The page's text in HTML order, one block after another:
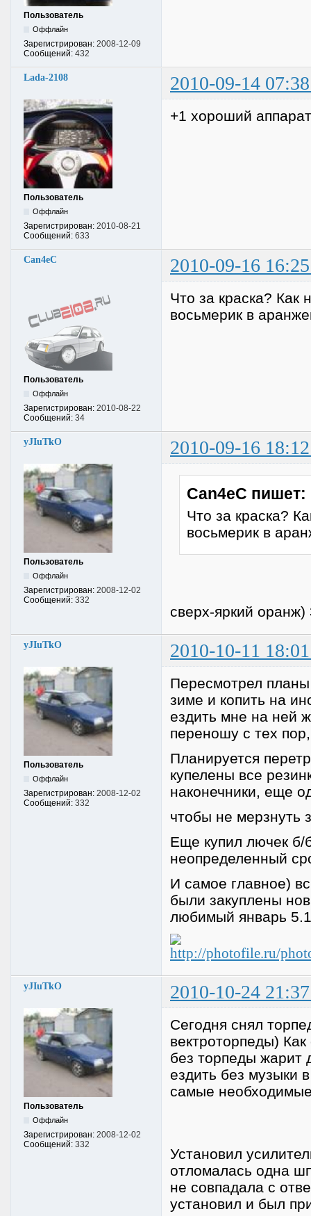
Пользователь
Оффлайн
Зарегистрирован: 2008-12-09
Сообщений: 432
Lada-2108 2010-09-14
Пользователь
Оффлайн
Зарегистрирован: 2010-08-21
Сообщений: 633
+1 хороший
Can4eC 2010-09-16
Пользователь
Оффлайн
Зарегистрирован: 2010-08-22
Сообщений: 34
Что за краска? Как
восьмерик в
yJIuTkO 2010-09-16
Пользователь
Оффлайн
Зарегистрирован: 2008-12-02
Сообщений: 332
Can4eC пишет:
Что за краска?
восьмерик в
сверх-яркий
yJIuTkO 2010-10-11
Пользователь
Оффлайн
Зарегистрирован: 2008-12-02
Сообщений: 332
Пересмотрел
зиме и копить на
ездить мне на ней
переношу с тех
Планируется
купелены все
наконечники, еще
чтобы не мерзнуть
Еще купил лючек б/
неопределенный
И самое главное)
были закуплены
любимый январь
yJIuTkO 2010-10-24
Пользователь
Оффлайн
Зарегистрирован: 2008-12-02
Сообщений: 332
Сегодня снял
вектроторпеды)
без торпеды жарит
ездить без музыки
самые
Установил
отломалась одна
не совпадала с
установил и был